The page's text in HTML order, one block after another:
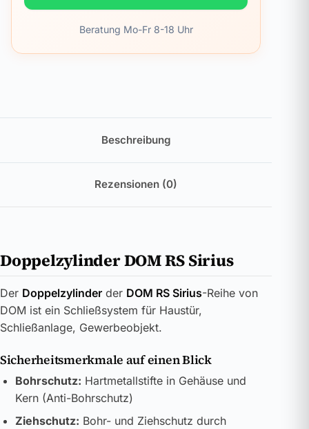
Beratung Mo-Fr 8-18 Uhr
Beschreibung
Rezensionen (0)
Doppelzylinder DOM RS Sirius
Der Doppelzylinder der DOM RS Sirius-Reihe von
DOM ist ein Schließsystem für Haustür,
Schließanlage, Gewerbeobjekt.
Sicherheitsmerkmale auf einen Blick
Bohrschutz: Hartmetallstifte in Gehäuse und
Kern (Anti-Bohrschutz)
Ziehschutz: Bohr- und Ziehschutz durch